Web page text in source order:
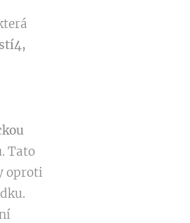
. Tato
oproti